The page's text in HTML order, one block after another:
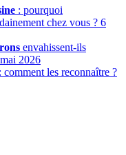
: pourquoi
chez vous ? 6
envahissent-ils
2026
: comment les reconnaître ?